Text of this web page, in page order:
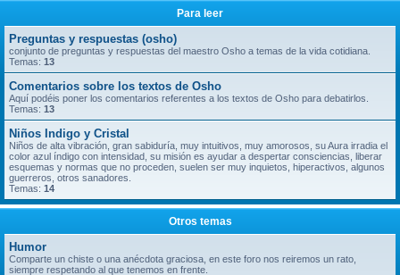
Para leer
Preguntas y respuestas (osho)
conjunto de preguntas y respuestas del maestro Osho a temas de la vida cotidiana.
Temas: 13
Comentarios sobre los textos de Osho
Aquí podéis poner los comentarios referentes a los textos de Osho para debatirlos.
Temas: 13
Niños Indigo y Cristal
Niños de alta vibración, gran sabiduría, muy intuitivos, muy amorosos, su Aura irradia el
color azul índigo con intensidad, su misión es ayudar a despertar consciencias, liberar
esquemas y normas que no proceden, suelen ser muy inquietos, hiperactivos, algunos
guerreros, otros sanadores.
Temas: 14
Otros temas
Humor
Comparte un chiste o una anécdota graciosa, en este foro nos reiremos un rato,
siempre respetando al que tenemos en frente.